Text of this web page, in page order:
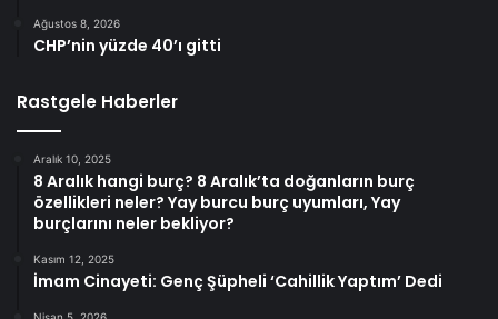
Ağustos 8, 2026
CHP’nin yüzde 40’ı gitti
Rastgele Haberler
Aralık 10, 2025
8 Aralık hangi burç? 8 Aralık’ta doğanların burç
özellikleri neler? Yay burcu burç uyumları, Yay
burçlarını neler bekliyor?
Kasım 12, 2025
İmam Cinayeti: Genç Şüpheli ‘Cahillik Yaptım’ Dedi